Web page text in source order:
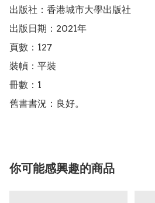
出版社：香港城市大學出版社
出版日期：2021年
頁數：127
裝幀：平裝
冊數：1
舊書書況：良好。
你可能感興趣的商品